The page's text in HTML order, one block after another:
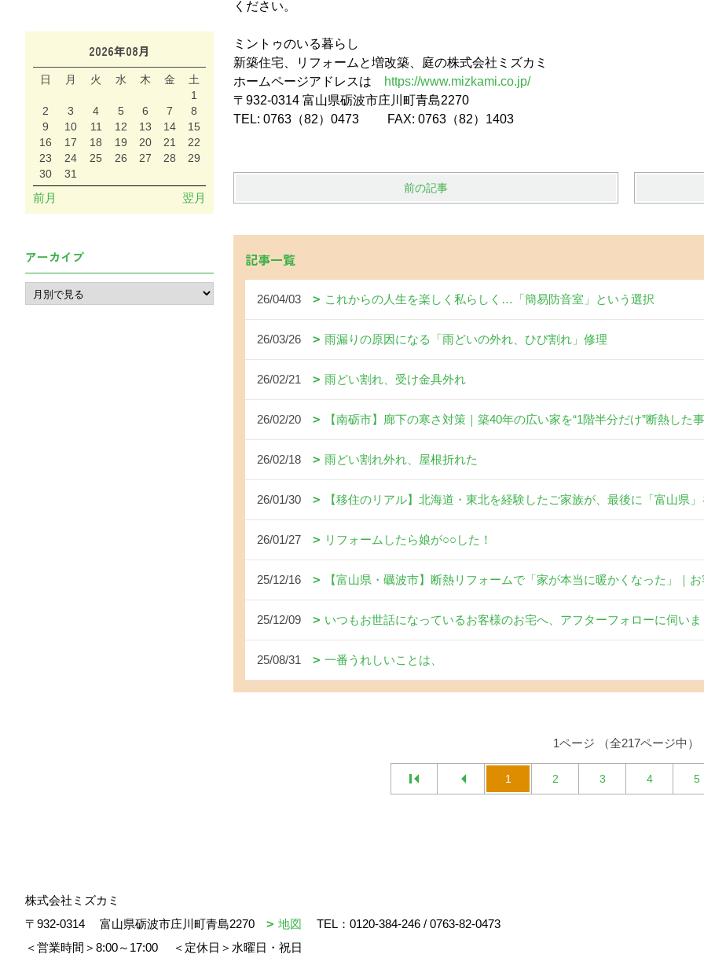
ください。
ミントゥのいる暮らし
新築住宅、リフォームと増改築、庭の株式会社ミズカミ
ホームページアドレスは
https://www.mizkami.co.jp/
〒932-0314 富山県砺波市庄川町青島2270
TEL: 0763（82）0473 FAX: 0763（82）1403
前の記事
記事一覧
26/04/03 これからの人生を楽しく私らしく…「簡易防音室」という選択
26/03/26 雨漏りの原因になる「雨どいの外れ、ひび割れ」修理
26/02/21 雨どい割れ、受け金具外れ
26/02/20 【南砺市】廊下の寒さ対策｜築40年の広い家を“1階半分だけ”断熱した
26/02/18 雨どい割れ外れ、屋根折れた
26/01/30 【移住のリアル】北海道・東北を経験したご家族が、最後に「富山県
26/01/27 リフォームしたら娘が○○した！
25/12/16 【富山県・礪波市】断熱リフォームで「家が本当に暖かくなった」｜
25/12/09 いつもお世話になっているお客様のお宅へ、アフターフォローに伺い
25/08/31 一番うれしいことは、
1ページ （全217ページ中）
1 2 3 4 5
2026年08月
日 月 火 水 木 金
土
1
2
3 4 5 6 7
8
9
10 11 12 13 14
15
16
17 18 19 20 21
22
23
24 25 26 27 28
29
30
31
前月 翌月
アーカイブ
株式会社ミズカミ
〒932-0314
富山県砺波市庄川町青島2270 地図 TEL： 0120-384-246 / 0763-82-0473
＜営業時間＞8:00～17:00
＜定休日＞水曜日・祝日